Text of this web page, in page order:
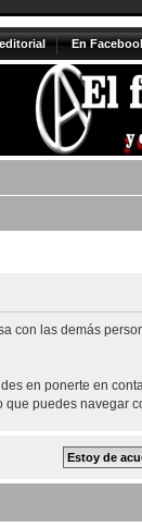
En
con las demás
en ponerte en
puedes navegar